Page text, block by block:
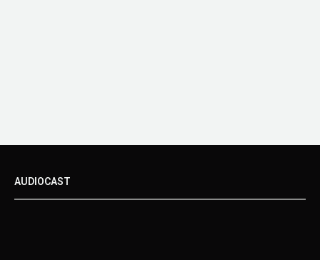
AUDIOCAST